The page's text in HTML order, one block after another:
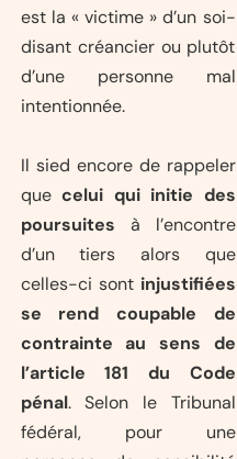
est la « victime » d’un soi-
disant créancier ou plutôt
d’une personne mal
intentionnée.
Il sied encore de rappeler
quecelui qui initie des
poursuites à l’encontre
d’un tiers alors que
celles-ci sont injustifiées
se rend coupable de
contrainte au sens de
l’article 181 du Code
pénal. Selon le Tribunal
fédéral, pour une